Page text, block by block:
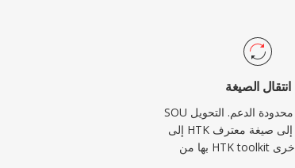
انتقال الصيغة
SOU صيغة قديمة محدودة الدعم. التحويل
إلى HTK ينقل صوتك إلى صيغة معترف